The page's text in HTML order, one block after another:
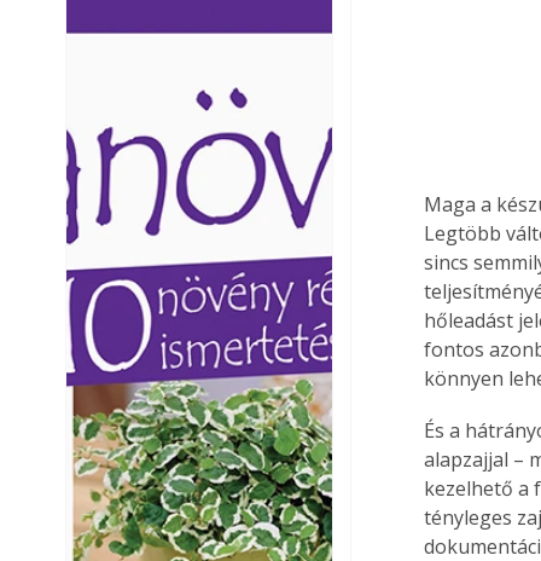
Maga a
Legtöbb
sincs
hőleadást
fontos
könnyen
És a
alapzajjal –
kezelhető a
tényleges